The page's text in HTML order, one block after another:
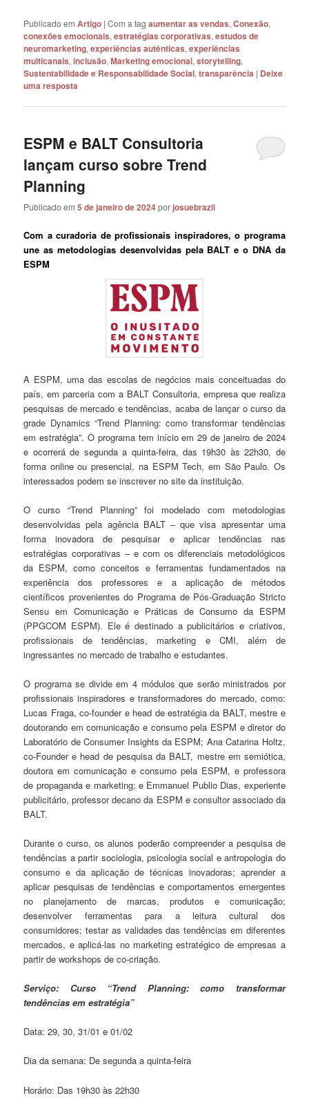
Publicado em Artigo |Com a tagaumentar as vendas,Conexão,
conexões emocionais,estratégias corporativas,estudos de
neuromarketing,experiências autênticas,experiências
multicanais,inclusão,Marketing emocional,storytelling,
Sustentabilidade e Responsabilidade Social,transparência | Deixe
uma resposta
ESPM e BALT Consultoria
lançam curso sobre Trend
Planning
Publicado em5 de janeiro de 2024porjosuebrazil
Com a curadoria de profissionais inspiradores, o programa
une as metodologias desenvolvidas pela BALT e o DNA da
ESPM
A ESPM, uma das escolas de negócios mais conceituadas do
país, em parceria com a BALT Consultoria, empresa que realiza
pesquisas de mercado e tendências, acaba de lançar o curso da
grade Dynamics “Trend Planning: como transformar tendências
em estratégia”. O programa tem início em 29 de janeiro de 2024
e ocorrerá de segunda a quinta-feira, das 19h30 às 22h30, de
forma online ou presencial, na ESPM Tech, em São Paulo. Os
interessados podem se inscrever no site da instituição.
O curso “Trend Planning” foi modelado com metodologias
desenvolvidas pela agência BALT – que visa apresentar uma
forma inovadora de pesquisar e aplicar tendências nas
estratégias corporativas – e com os diferenciais metodológicos
da ESPM, como conceitos e ferramentas fundamentados na
experiência dos professores e a aplicação de métodos
científicos provenientes do Programa de Pós-Graduação Stricto
Sensu em Comunicação e Práticas de Consumo da ESPM
(PPGCOM ESPM). Ele é destinado a publicitários e criativos,
profissionais de tendências, marketing e CMI, além de
ingressantes no mercado de trabalho e estudantes.
O programa se divide em 4 módulos que serão ministrados por
profissionais inspiradores e transformadores do mercado, como:
Lucas Fraga, co-founder e head de estratégia da BALT, mestre e
doutorando em comunicação e consumo pela ESPM e diretor do
Laboratório de Consumer Insights da ESPM; Ana Catarina Holtz,
co-Founder e head de pesquisa da BALT, mestre em semiótica,
doutora em comunicação e consumo pela ESPM, e professora
de propaganda e marketing; e Emmanuel Publio Dias, experiente
publicitário, professor decano da ESPM e consultor associado da
BALT.
Durante o curso, os alunos poderão compreender a pesquisa de
tendências a partir sociologia, psicologia social e antropologia do
consumo e da aplicação de técnicas inovadoras; aprender a
aplicar pesquisas de tendências e comportamentos emergentes
no planejamento de marcas, produtos e comunicação;
desenvolver ferramentas para a leitura cultural dos
consumidores; testar as validades das tendências em diferentes
mercados, e aplicá-las no marketing estratégico de empresas a
partir de workshops de co-criação.
Serviço: Curso “Trend Planning: como transformar
tendências em estratégia”
Data: 29, 30, 31/01 e 01/02
Dia da semana: De segunda a quinta-feira
Horário: Das 19h30 às 22h30